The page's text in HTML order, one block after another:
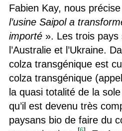
Fabien Kay, nous
l’usine Saipol a
importé». Les trois pays
l’Australie et l’Ukraine.
colza transgénique est
colza transgénique
la quasi totalité de la
qu’il est devenu très
paysans bio de faire du